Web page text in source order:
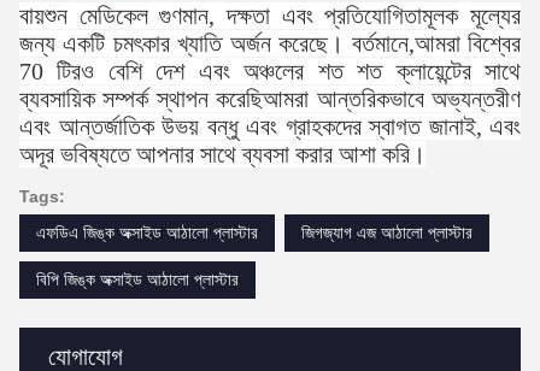
যোগাযোগ
বায়শুন মেডিকেল গুণমান, দক্ষতা এবং প্রতিযোগিতামূলক মূল্যের
জন্য একটি চমৎকার খ্যাতি অর্জন করেছে। বর্তমানে,আমরা বিশ্বের
70 টিরও বেশি দেশ এবং অঞ্চলের শত শত ক্লায়েন্টের সাথে
ব্যবসায়িক সম্পর্ক স্থাপন করেছিআমরা আন্তরিকভাবে অভ্যন্তরীণ
এবং আন্তর্জাতিক উভয় বন্ধু এবং গ্রাহকদের স্বাগত জানাই, এবং
অদূর ভবিষ্যতে আপনার সাথে ব্যবসা করার আশা করি।
Tags:
এফডিএ জিঙ্ক অক্সাইড আঠালো প্লাস্টার
জিগজ্যাগ এজ আঠালো প্লাস্টার
বিপি জিঙ্ক অক্সাইড আঠালো প্লাস্টার